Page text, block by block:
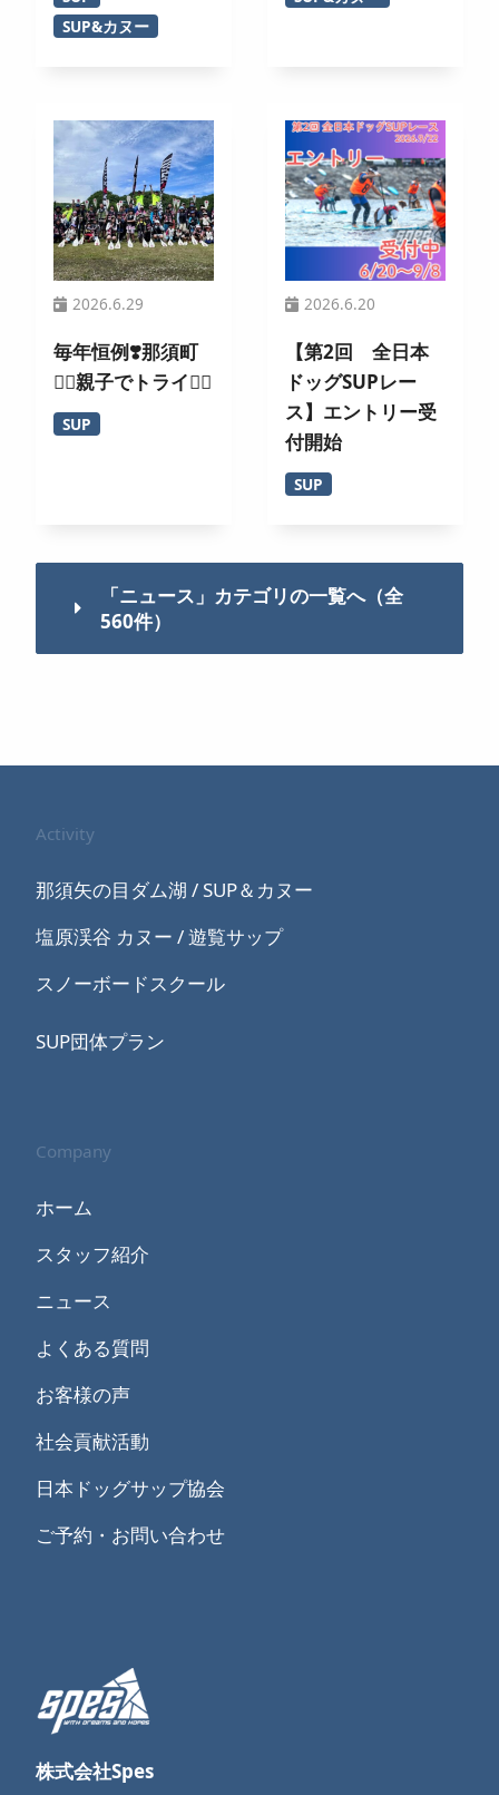
SUP&カヌー
2026.6.29
毎年恒例❣️那須町
🏄‍♀️親子でトライ🚣‍♂️
SUP
2026.6.20
【第2回 全日本
ドッグSUPレー
ス】エントリー受
付開始
SUP
「ニュース」カテゴリの一覧へ（全
560件）
Activity
那須矢の目ダム湖 / SUP＆カヌー
塩原渓谷 カヌー / 遊覧サップ
スノーボードスクール
SUP団体プラン
Company
ホーム
スタッフ紹介
ニュース
よくある質問
お客様の声
社会貢献活動
日本ドッグサップ協会
ご予約・お問い合わせ
株式会社Spes